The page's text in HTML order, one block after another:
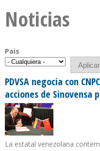
Noticias
Pais
PDVSA negocia con
acciones de Sinovensa
La estatal venezolana